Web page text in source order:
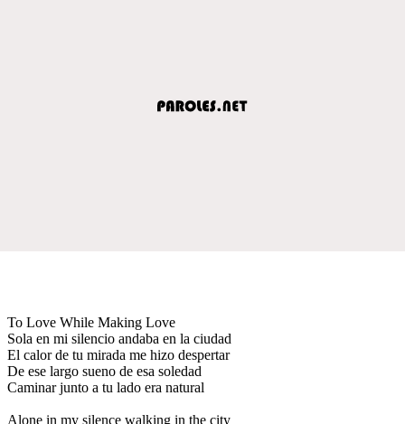
To Love While Making Love
Sola en mi silencio andaba en la ciudad
El calor de tu mirada me hizo despertar
De ese largo sueno de esa soledad
Caminar junto a tu lado era natural
Alone in my silence walking in the city